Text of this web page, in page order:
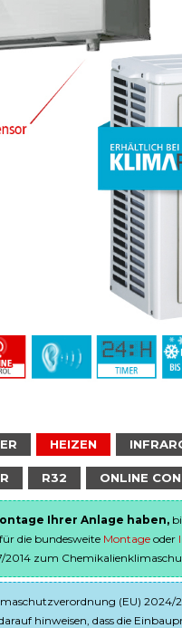
HEIZEN
R32 ONLINE
Ihrer Anlage haben,
die bundesweite Montage oder
zum
(EU) 2024/
hinweisen, dass die